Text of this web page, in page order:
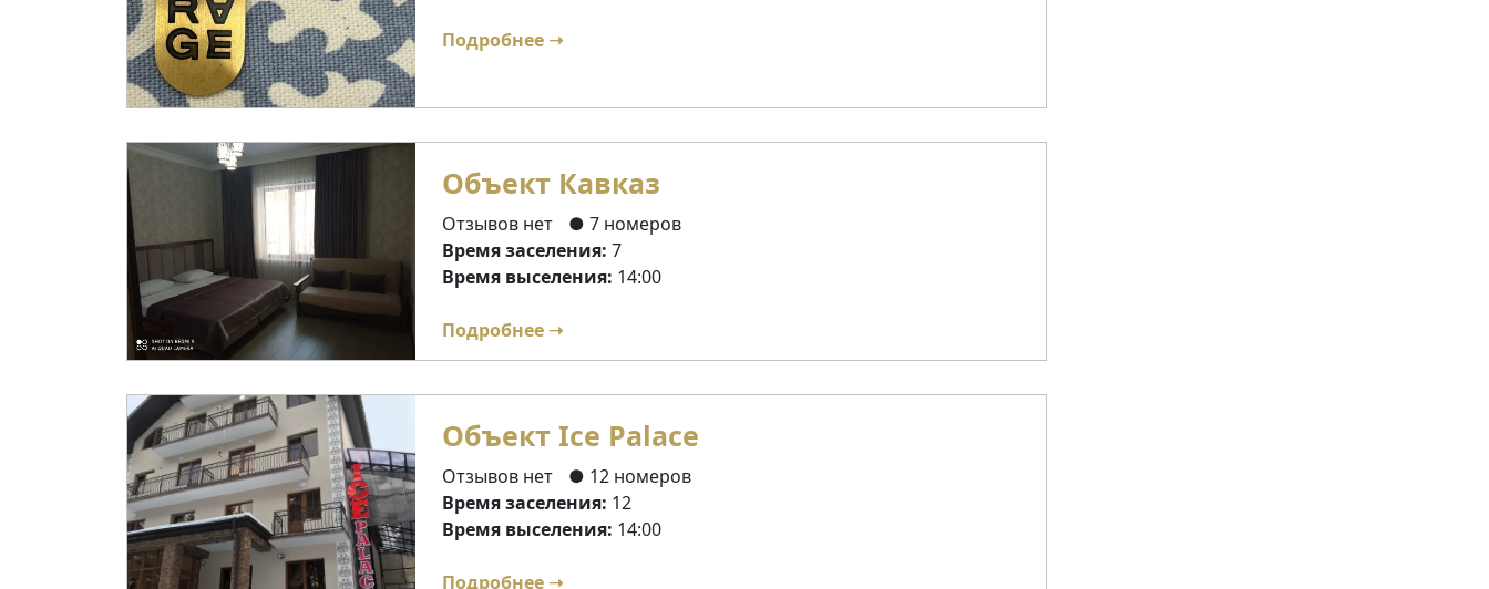
Подробнее ➝
Объект Кавказ
Отзывов нет
● 7 номеров
Время заселения: 7
Время выселения: 14:00
Подробнее ➝
Объект Ice Palace
Отзывов нет
● 12 номеров
Время заселения: 12
Время выселения: 14:00
Подробнее ➝